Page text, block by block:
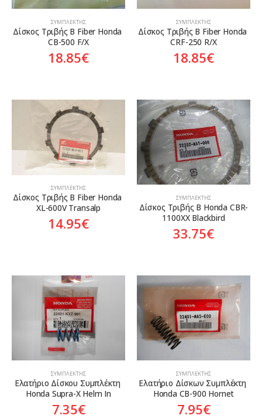
ΣΥΜΠΛΈΚΤΗΣ
Δίσκος Τριβής Β Fiber Honda
CB-500 F/X
18.85€
ΣΥΜΠΛΈΚΤΗΣ
Δίσκος Τριβής Β Fiber Honda
CRF-250 R/X
18.85€
ΣΥΜΠΛΈΚΤΗΣ
Δίσκος Τριβής Β Fiber Honda
XL-600V Transalp
14.95€
ΣΥΜΠΛΈΚΤΗΣ
Δίσκος Τριβής Β Honda CBR-
1100XX Blackbird
33.75€
ΣΥΜΠΛΈΚΤΗΣ
Ελατήριο Δίσκου Συμπλέκτη
Honda Supra-X Helm In
7.35€
ΣΥΜΠΛΈΚΤΗΣ
Ελατήριο Δίσκων Συμπλέκτη
Honda CB-900 Hornet
7.95€